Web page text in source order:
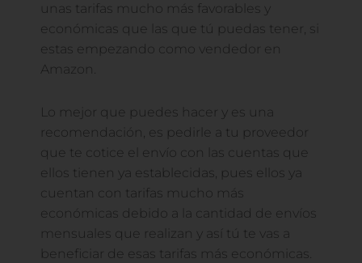
unas tarifas mucho más favorables y
económicas que las que tú puedas tener, si
estas empezando como vendedor en
Amazon.
Lo mejor que puedes hacer y es una
recomendación, es pedirle a tu proveedor
que te cotice el envío con las cuentas que
ellos tienen ya establecidas, pues ellos ya
cuentan con tarifas mucho más
económicas debido a la cantidad de envíos
mensuales que realizan y así tú te vas a
beneficiar de esas tarifas más económicas.